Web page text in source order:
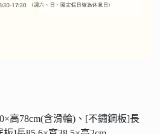
高78cm(含滑輪)、[不鏽鋼板]長